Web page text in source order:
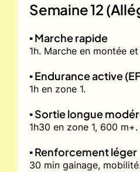
Semaine 12
▪️ Marche rapide
1h. Marche en montée
▪️ Endurance active
1h en zone 1.
▪️ Sortie longue
1h30 en zone 1, 600 m+.
▪️ Renforcement léger
30 min gainage,